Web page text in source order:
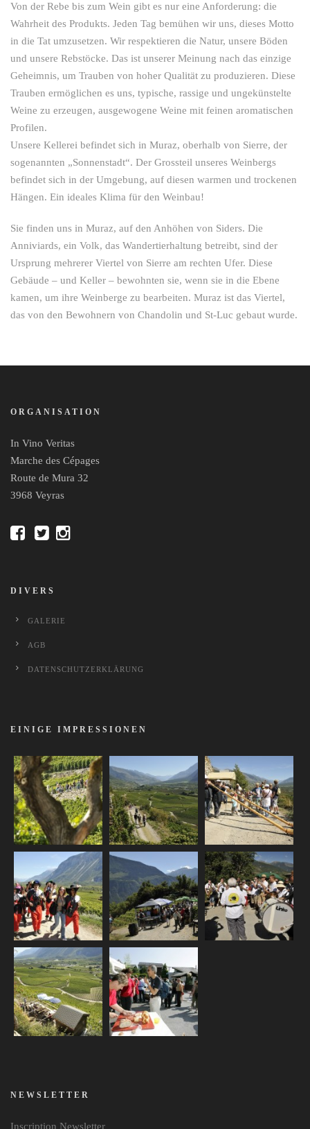
Von der Rebe bis zum Wein gibt es nur eine Anforderung: die
Wahrheit des Produkts. Jeden Tag bemühen wir uns, dieses Motto
in die Tat umzusetzen. Wir respektieren die Natur, unsere Böden
und unsere Rebstöcke. Das ist unserer Meinung nach das einzige
Geheimnis, um Trauben von hoher Qualität zu produzieren. Diese
Trauben ermöglichen es uns, typische, rassige und ungekünstelte
Weine zu erzeugen, ausgewogene Weine mit feinen aromatischen
Profilen.
Unsere Kellerei befindet sich in Muraz, oberhalb von Sierre, der
sogenannten „Sonnenstadt“. Der Grossteil unseres Weinbergs
befindet sich in der Umgebung, auf diesen warmen und trockenen
Hängen. Ein ideales Klima für den Weinbau!
Sie finden uns in Muraz, auf den Anhöhen von Siders. Die
Anniviards, ein Volk, das Wandertierhaltung betreibt, sind der
Ursprung mehrerer Viertel von Sierre am rechten Ufer. Diese
Gebäude – und Keller – bewohnten sie, wenn sie in die Ebene
kamen, um ihre Weinberge zu bearbeiten. Muraz ist das Viertel,
das von den Bewohnern von Chandolin und St-Luc gebaut wurde.
ORGANISATION
In Vino Veritas
Marche des Cépages
Route de Mura 32
3968 Veyras
DIVERS
GALERIE
AGB
DATENSCHUTZERKLÄRUNG
EINIGE IMPRESSIONEN
NEWSLETTER
Inscription Newsletter